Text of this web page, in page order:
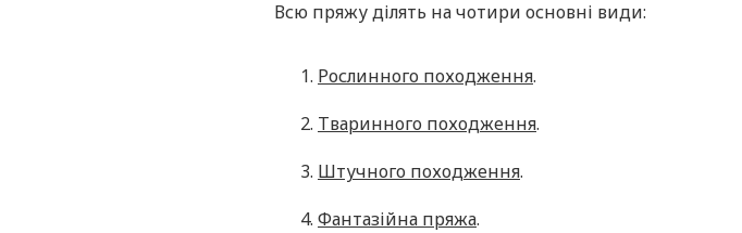
Всю пряжу ділять на чотири основні види:
Рослинного походження.
Тваринного походження.
Штучного походження.
Фантазійна пряжа.